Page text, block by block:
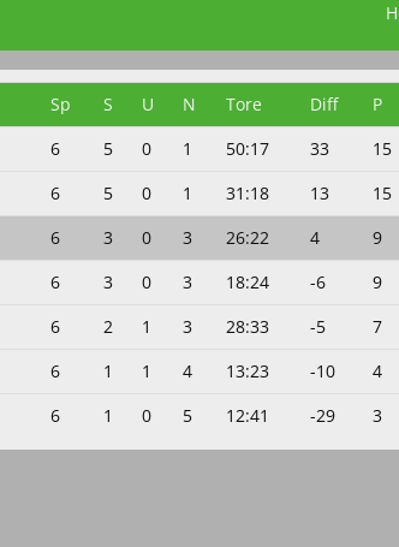
Sp S U N Tore Diff
P
6 5 0 1 50:17 33
15
6 5 0 1 31:18 13
15
6 3 0 3 26:22 4
9
6 3 0 3 18:24 -6
9
6 2 1 3 28:33 -5
7
6 1 1 4 13:23 -10
4
6 1 0 5 12:41 -29 3